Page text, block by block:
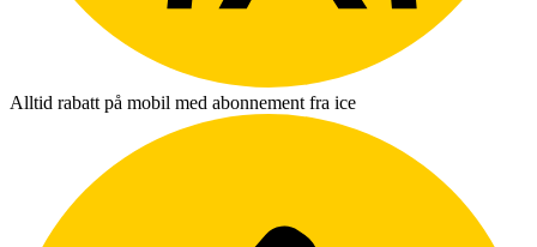
Alltid rabatt på mobil med abonnement fra ice